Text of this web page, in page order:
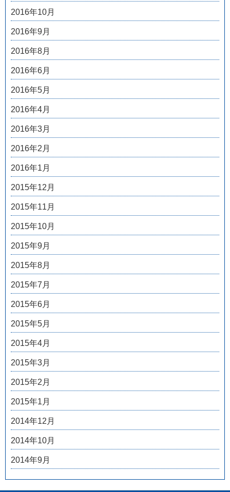
2016年10月
2016年9月
2016年8月
2016年6月
2016年5月
2016年4月
2016年3月
2016年2月
2016年1月
2015年12月
2015年11月
2015年10月
2015年9月
2015年8月
2015年7月
2015年6月
2015年5月
2015年4月
2015年3月
2015年2月
2015年1月
2014年12月
2014年10月
2014年9月